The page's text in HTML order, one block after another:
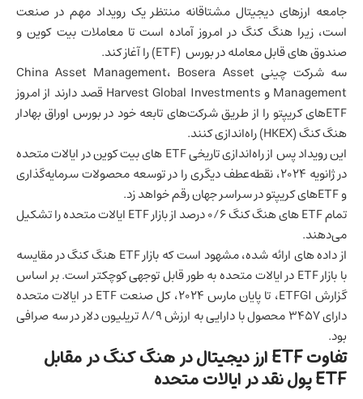
جامعه ارزهای دیجیتال مشتاقانه منتظر یک رویداد مهم در صنعت
است، زیراهنگ کنگدر امروز آماده است تا معاملات بیت کوین و
صندوق های قابل معامله در بورس (ETF) را آغاز کند.
سه شرکت چینی China Asset Management، Bosera Asset
Management و Harvest Global Investments قصد دارند از امروز
ETFهای کریپتو را از طریق شرکت‌های تابعه خود در بورس اوراق بهادار
هنگ کنگ (HKEX) راه‌اندازی کنند.
این رویداد پس از راه‌اندازی تاریخی ETF های بیت کوین در
ایالات متحده
در ژانویه 2024، نقطه‌عطف دیگری را در توسعه محصولات سرمایه‌گذاری
و ETFهای کریپتو در سراسر جهان رقم خواهد زد.
تمام ETF های هنگ کنگ 0/6 درصد از بازار ETF ایالات متحده را تشکیل
می‌دهند.
از داده های ارائه شده، مشهود است که بازار ETF هنگ کنگ در مقایسه
با بازار ETF در ایالات متحده به طور قابل توجهی کوچکتر است. بر اساس
گزارش ETFGI، تا پایان مارس 2024، کل صنعت ETF در ایالات متحده
دارای 3457 محصول با دارایی به ارزش 8/9 تریلیون دلار در سه صرافی
بود.
تفاوت ETF ارز دیجیتال در هنگ کنگ در مقابل
ETF پول نقد در ایالات متحده